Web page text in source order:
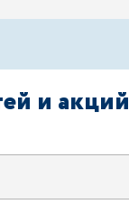
и акций